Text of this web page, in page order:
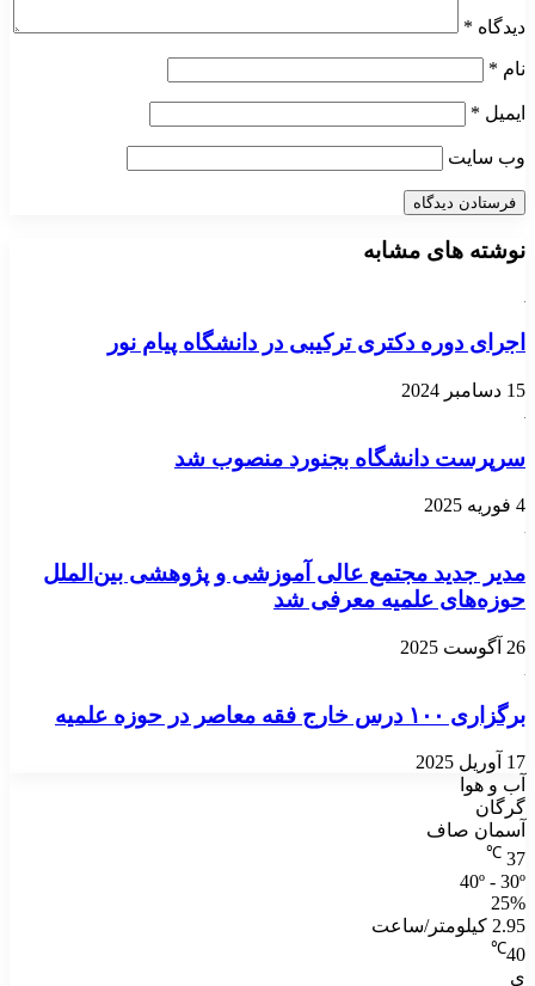
دیدگاه *
نام *
ایمیل *
وب‌ سایت
نوشته های مشابه
اجرای دوره دکتری ترکیبی در دانشگاه پیام نور
15 دسامبر 2024
سرپرست دانشگاه بجنورد منصوب شد
4 فوریه 2025
مدیر جدید مجتمع عالی آموزشی و پژوهشی بین‌الملل
حوزه‌های علمیه معرفی شد
26 آگوست 2025
برگزاری ۱۰۰ درس خارج فقه معاصر در حوزه علمیه
17 آوریل 2025
آب و هوا
گرگان
آسمان صاف
37
℃
40º - 30º
25%
2.95 کیلومتر/ساعت
40
℃
ی